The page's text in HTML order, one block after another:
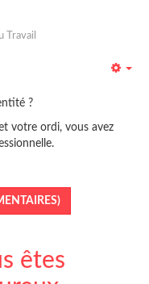
Travail
?
votre ordi, vous avez
êtes